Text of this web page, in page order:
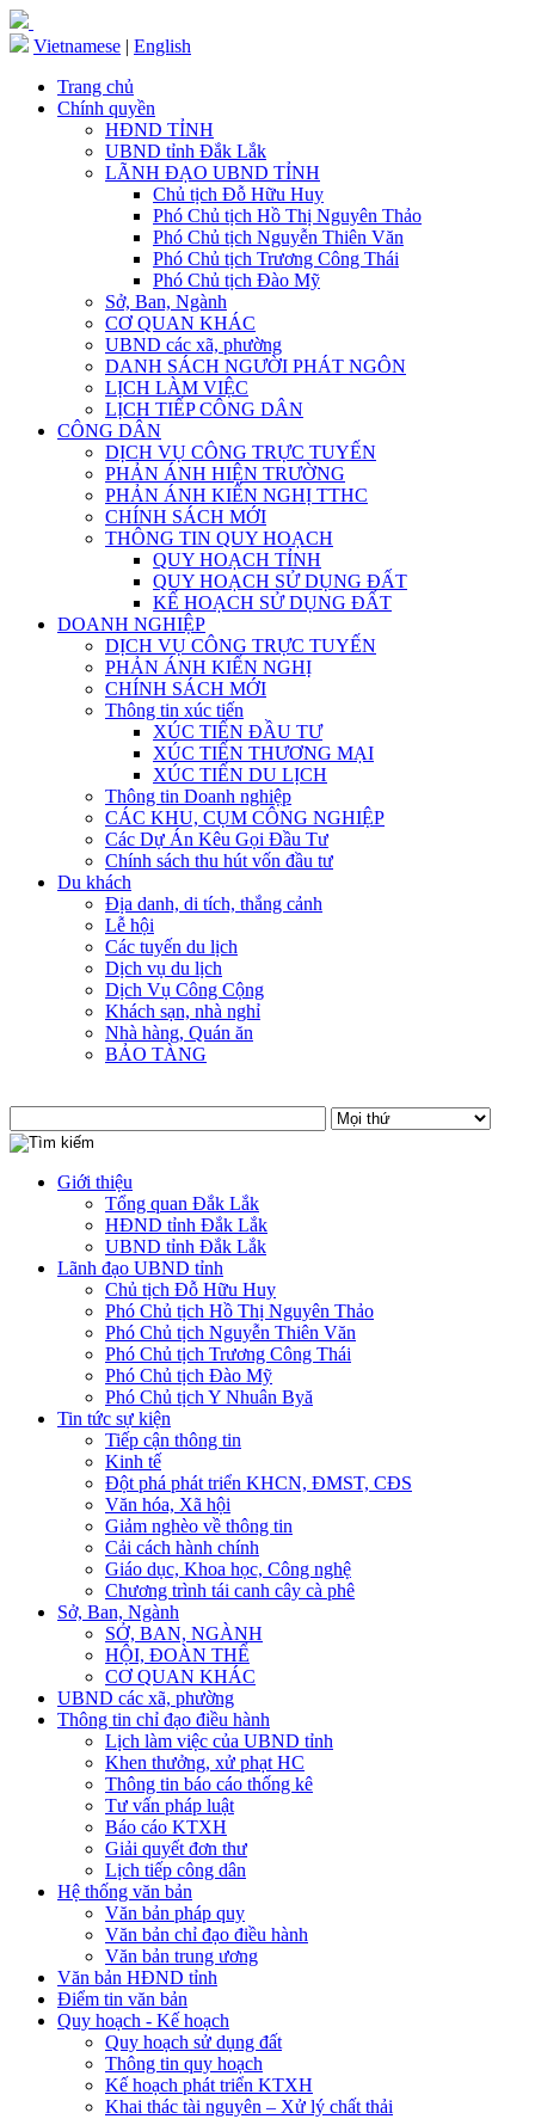
Vietnamese | English
Trang chủ
Chính quyền
HĐND TỈNH
UBND tỉnh Đắk Lắk
LÃNH ĐẠO UBND TỈNH
Chủ tịch Đỗ Hữu Huy
Phó Chủ tịch Hồ Thị Nguyên Thảo
Phó Chủ tịch Nguyễn Thiên Văn
Phó Chủ tịch Trương Công Thái
Phó Chủ tịch Đào Mỹ
Sở, Ban, Ngành
CƠ QUAN KHÁC
UBND các xã, phường
DANH SÁCH NGƯỜI PHÁT NGÔN
LỊCH LÀM VIỆC
LỊCH TIẾP CÔNG DÂN
CÔNG DÂN
DỊCH VỤ CÔNG TRỰC TUYẾN
PHẢN ÁNH HIỆN TRƯỜNG
PHẢN ÁNH KIẾN NGHỊ TTHC
CHÍNH SÁCH MỚI
THÔNG TIN QUY HOẠCH
QUY HOẠCH TỈNH
QUY HOẠCH SỬ DỤNG ĐẤT
KẾ HOẠCH SỬ DỤNG ĐẤT
DOANH NGHIỆP
DỊCH VỤ CÔNG TRỰC TUYẾN
PHẢN ÁNH KIẾN NGHỊ
CHÍNH SÁCH MỚI
Thông tin xúc tiến
XÚC TIẾN ĐẦU TƯ
XÚC TIẾN THƯƠNG MẠI
XÚC TIẾN DU LỊCH
Thông tin Doanh nghiệp
CÁC KHU, CỤM CÔNG NGHIỆP
Các Dự Án Kêu Gọi Đầu Tư
Chính sách thu hút vốn đầu tư
Du khách
Địa danh, di tích, thắng cảnh
Lễ hội
Các tuyến du lịch
Dịch vụ du lịch
Dịch Vụ Công Cộng
Khách sạn, nhà nghỉ
Nhà hàng, Quán ăn
BẢO TÀNG
Giới thiệu
Tổng quan Đắk Lắk
HĐND tỉnh Đắk Lắk
UBND tỉnh Đắk Lắk
Lãnh đạo UBND tỉnh
Chủ tịch Đỗ Hữu Huy
Phó Chủ tịch Hồ Thị Nguyên Thảo
Phó Chủ tịch Nguyễn Thiên Văn
Phó Chủ tịch Trương Công Thái
Phó Chủ tịch Đào Mỹ
Phó Chủ tịch Y Nhuân Byă
Tin tức sự kiện
Tiếp cận thông tin
Kinh tế
Đột phá phát triển KHCN, ĐMST, CĐS
Văn hóa, Xã hội
Giảm nghèo về thông tin
Cải cách hành chính
Giáo dục, Khoa học, Công nghệ
Chương trình tái canh cây cà phê
Sở, Ban, Ngành
SỞ, BAN, NGÀNH
HỘI, ĐOÀN THỂ
CƠ QUAN KHÁC
UBND các xã, phường
Thông tin chỉ đạo điều hành
Lịch làm việc của UBND tỉnh
Khen thưởng, xử phạt HC
Thông tin báo cáo thống kê
Tư vấn pháp luật
Báo cáo KTXH
Giải quyết đơn thư
Lịch tiếp công dân
Hệ thống văn bản
Văn bản pháp quy
Văn bản chỉ đạo điều hành
Văn bản trung ương
Văn bản HĐND tỉnh
Điểm tin văn bản
Quy hoạch - Kế hoạch
Quy hoạch sử dụng đất
Thông tin quy hoạch
Kế hoạch phát triển KTXH
Khai thác tài nguyên – Xử lý chất thải